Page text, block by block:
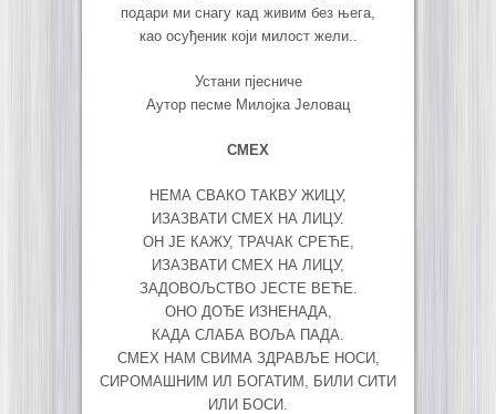
подари ми снагу кад живим без њега,
као осуђеник који милост жели..
Устани пјесниче
Аутор песме Милојка Јеловац
СМЕХ
НЕМА СВАКО ТАКВУ ЖИЦУ,
ИЗАЗВАТИ СМЕХ НА ЛИЦУ.
ОН ЈЕ КАЖУ, ТРАЧАК СРЕЋЕ,
ИЗАЗВАТИ СМЕХ НА ЛИЦУ,
ЗАДОВОЉСТВО ЈЕСТЕ ВЕЋЕ.
ОНО ДОЂЕ ИЗНЕНАДА,
КАДА СЛАБА ВОЉА ПАДА.
СМЕХ НАМ СВИМА ЗДРАВЉЕ НОСИ,
СИРОМАШНИМ ИЛ БОГАТИМ, БИЛИ СИТИ
ИЛИ БОСИ.